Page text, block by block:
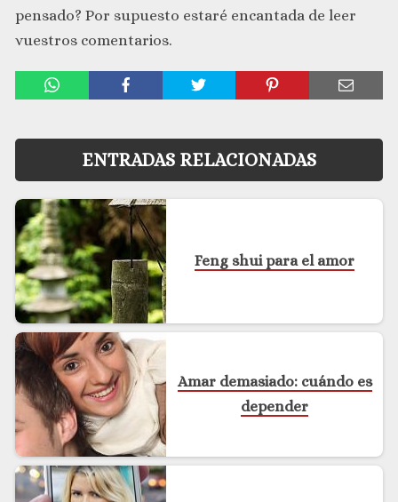
pensado? Por supuesto estaré encantada de leer
vuestros comentarios.
ENTRADAS RELACIONADAS
Feng shui para el amor
Amar demasiado: cuándo es
depender